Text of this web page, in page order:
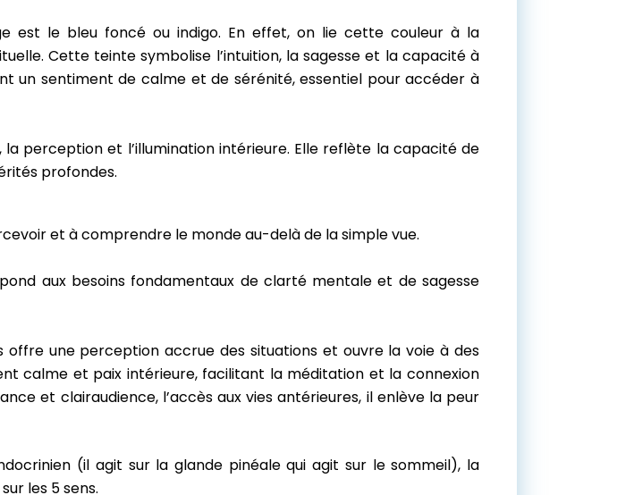
est le bleu foncé ou indigo. En effet, on lie cette couleur à la
Cette teinte symbolise l’intuition, la sagesse et la capacité à
un sentiment de calme et de sérénité, essentiel pour accéder à
perception et l’illumination intérieure. Elle reflète la capacité de
profondes.
et à comprendre le monde au-delà de la simple vue.
aux besoins fondamentaux de clarté mentale et de sagesse
une perception accrue des situations et ouvre la voie à des
calme et paix intérieure, facilitant la méditation et la connexion
et clairaudience, l’accès aux vies antérieures, il enlève la peur
(il agit sur la glande pinéale qui agit sur le sommeil), la
les 5 sens.